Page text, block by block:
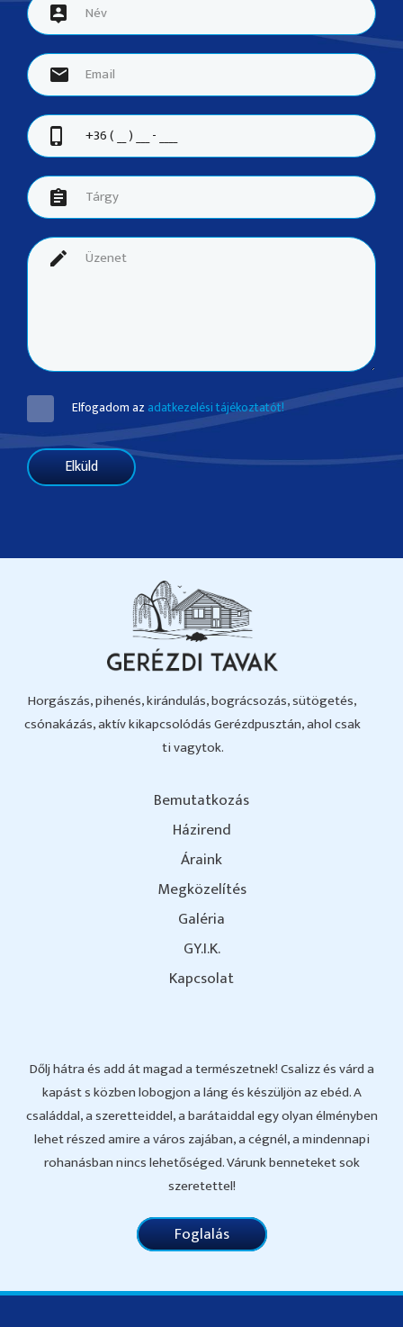
Elküld
Elfogadom az adatkezelési tájékoztatót!
Horgászás, pihenés, kirándulás, bográcsozás, sütögetés,
csónakázás, aktív kikapcsolódás Gerézdpusztán, ahol csak
ti vagytok.
Bemutatkozás
Házirend
Áraink
Megközelítés
Galéria
GY.I.K.
Kapcsolat
Dőlj hátra és add át magad a természetnek! Csalizz és várd a
kapást s közben lobogjon a láng és készüljön az ebéd. A
családdal, a szeretteiddel, a barátaiddal egy olyan élményben
lehet részed amire a város zajában, a cégnél, a mindennapi
rohanásban nincs lehetőséged. Várunk benneteket sok
szeretettel!
Foglalás